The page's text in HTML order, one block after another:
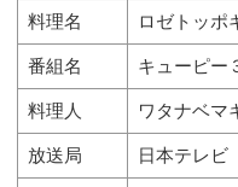
料理名 ロゼトッポ
番組名 キューピー
料理人 ワタナベマ
放送局 日本テレビ